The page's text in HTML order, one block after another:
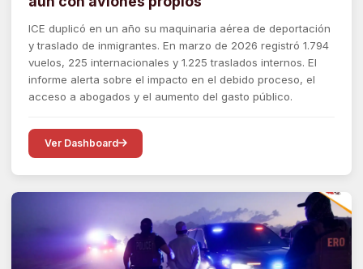
ICE duplicó en un año su maquinaria aérea de deportación
y traslado de inmigrantes. En marzo de 2026 registró 1.794
vuelos, 225 internacionales y 1.225 traslados internos. El
informe alerta sobre el impacto en el debido proceso, el
acceso a abogados y el aumento del gasto público.
Ver Dashboard